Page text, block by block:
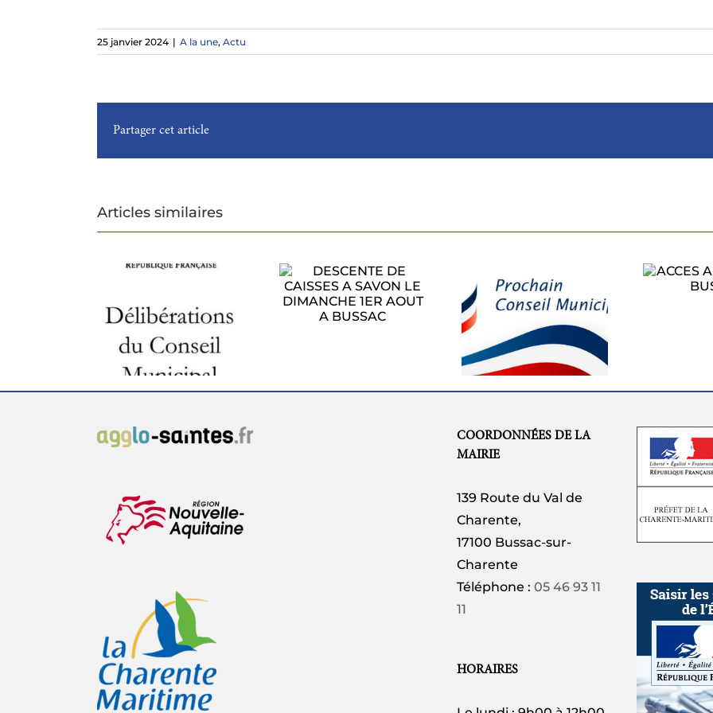
25 janvier 2024 | A la une, Actu
Partager cet article
Articles similaires
LE DIMANCHE 1ER
AOUT A BUSSAC
PROCHAIN
ACCES AU RALLYE
A BUSSAC
COORDONNÉES DE LA
MAIRIE
139 Route du Val de
Charente,
17100 Bussac-sur-
Charente
Téléphone : 05 46 93 11
11
HORAIRES